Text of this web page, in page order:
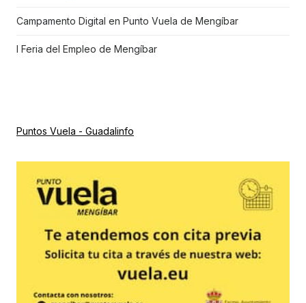
Campamento Digital en Punto Vuela de Mengíbar
I Feria del Empleo de Mengíbar
Puntos Vuela - Guadalinfo